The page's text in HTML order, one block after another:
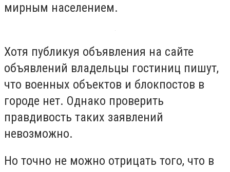
мирным населением.
Хотя публикуя объявления на сайте
объявлений владельцы гостиниц пишут,
что военных объектов и блокпостов в
городе нет. Однако проверить
правдивость таких заявлений
невозможно.
Но точно не можно отрицать того, что в